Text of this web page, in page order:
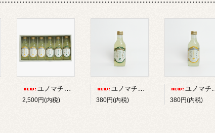
ユノマチジャーニーサイダーセット 200ml*６本
2,500円(内税)
ユノマチジャーニーかぼすサイダー 200ml
380円(内税)
ユノマチジャーニーゆずサイダー 200ml
380円(内税)